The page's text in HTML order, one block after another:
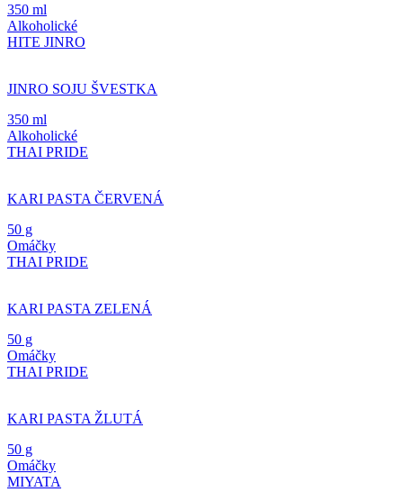
350 ml
Alkoholické
HITE JINRO
JINRO SOJU ŠVESTKA
350 ml
Alkoholické
THAI PRIDE
KARI PASTA ČERVENÁ
50 g
Omáčky
THAI PRIDE
KARI PASTA ZELENÁ
50 g
Omáčky
THAI PRIDE
KARI PASTA ŽLUTÁ
50 g
Omáčky
MIYATA